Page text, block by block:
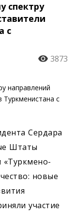
спектру
с
3873
Сердара
Штаты
«Туркмено-
новые
участие